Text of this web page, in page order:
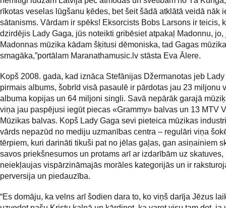
rīkotas veselas lūgšanu ķēdes, bet šeit šādā atklātā veidā nāk
sātanisms. Vārdam ir spēks! Eksorcists Bobs Larsons ir teicis,
dzirdējis Lady Gaga, jūs noteikti gribēsiet atpakaļ Madonnu, jo,
Madonnas mūzika kādam šķitusi dēmoniska, tad Gagas
smagāka,”portālam Maranathamusic.lv stāsta Eva Ālere.
Kopš 2008. gada, kad iznāca Stefānijas Džermanotas jeb
pirmais albums, šobrīd visā pasaulē ir pārdotas jau 23 miljonu
albuma kopijas un 64 miljoni singli. Savā nepārāk garajā
viņa jau paspējusi iegūt piecas «Grammy» balvas un 13 MTV
Mūzikas balvas. Kopš Lady Gaga sevi pieteica mūzikas
vārds nepazūd no mediju uzmanības centra – regulāri viņa
tērpiem, kuri darināti tikuši pat no jēlas gaļas, gan asiņainiem
savos priekšnesumos un protams arī ar izdarībām uz skatuves,
neiekļaujas vispārzināmajās morāles kategorijās un ir
perversija un piedauzība.
“Es domāju, ka velns arī šodien dara to, ko viņš darīja Jēzus